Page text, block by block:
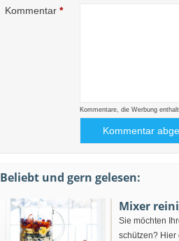
Kommentar *
Kommentare, die Werbung
Beliebt und gern gelesen:
Mixer
Sie möchten
schützen? Hier